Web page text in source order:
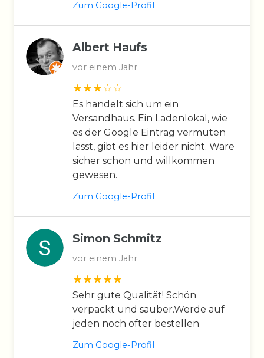
Zum Google-Profil
Albert Haufs
vor einem Jahr
Es handelt sich um ein
Versandhaus. Ein Ladenlokal, wie
es der Google Eintrag vermuten
lässt, gibt es hier leider nicht. Wäre
sicher schon und willkommen
gewesen.
Zum Google-Profil
Simon Schmitz
vor einem Jahr
Sehr gute Qualität! Schön
verpackt und sauber.Werde auf
jeden noch öfter bestellen
Zum Google-Profil